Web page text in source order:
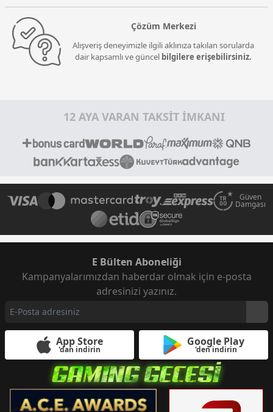
Çözüm Merkezi
Alışveriş deneyimizle ilgili aklınıza takılan sorularda
dair kapsamlı ve güncel bilgilere erişebilirsiniz.
12 AYA VARAN TAKSİT İMKANI
Güven
Damgası
E Bülten Aboneliği
Kampanyalarımızdan haberdar olmak için e-posta
adresinizi yazınız.
App Store
'dan indirin
Google Play
'den indirin